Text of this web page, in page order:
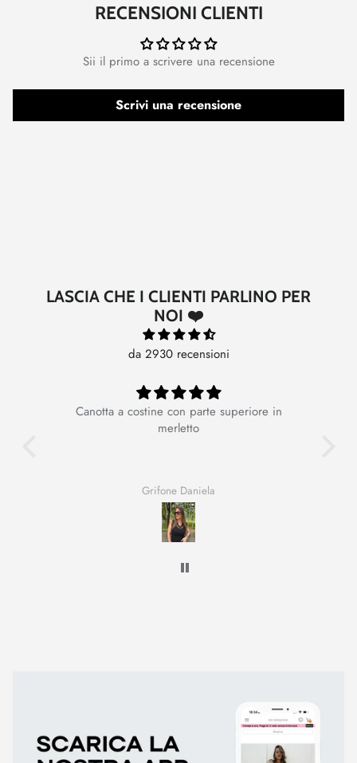
RECENSIONI CLIENTI
Sii il primo a scrivere una recensione
Scrivi una recensione
LASCIA CHE I CLIENTI PARLINO PER
NOI ❤️
da 2930 recensioni
Canotta a costine con parte superiore in
merletto
Grifone Daniela